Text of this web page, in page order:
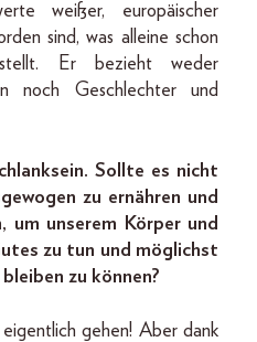
weißer, europäischer
sind, was alleine schon
Er bezieht weder
noch Geschlechter und
Sollte es nicht
zu ernähren und
um unserem Körper und
zu tun und möglichst
zu können?
gehen! Aber dank